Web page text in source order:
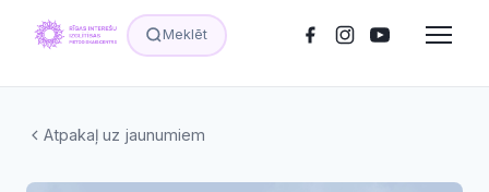
Meklēt
Atpakaļ uz jaunumiem